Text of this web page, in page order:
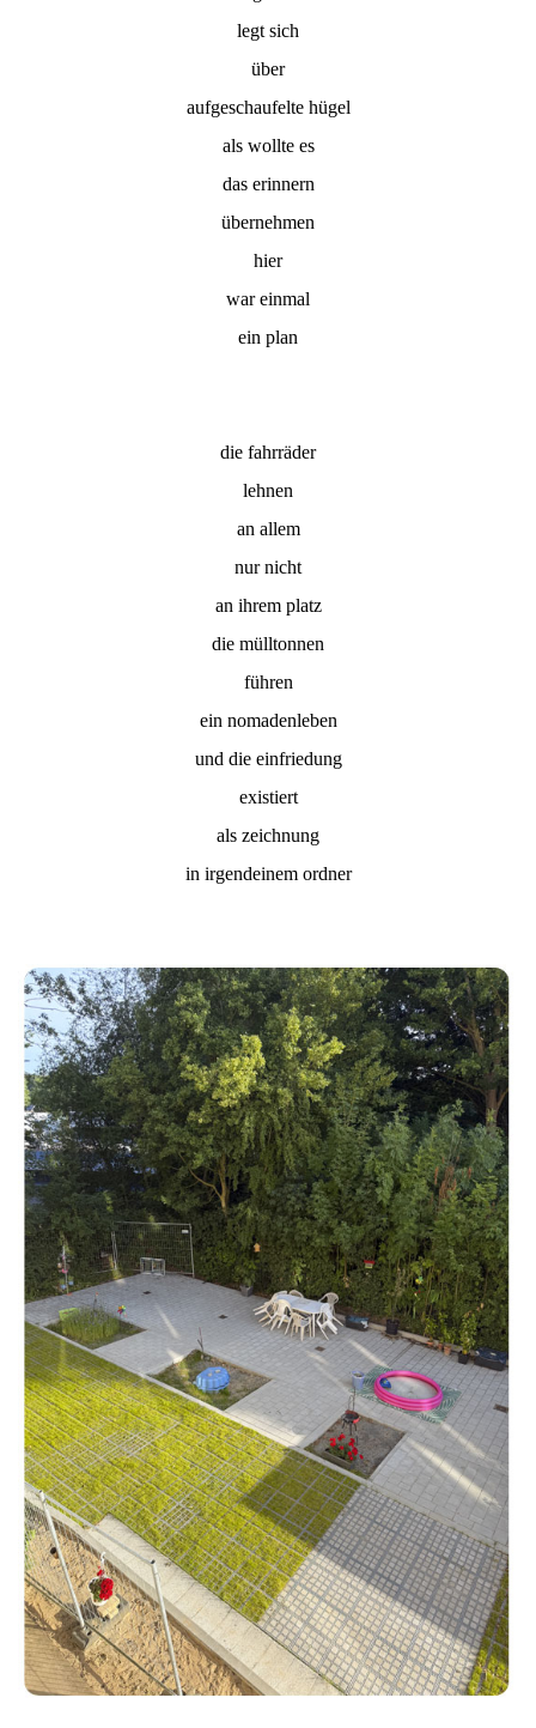
legt sich
über
aufgeschaufelte hügel
als wollte es
das erinnern
übernehmen
hier
war einmal
ein plan
die fahrräder
lehnen
an allem
nur nicht
an ihrem platz
die mülltonnen
führen
ein nomadenleben
und die einfriedung
existiert
als zeichnung
in irgendeinem ordner